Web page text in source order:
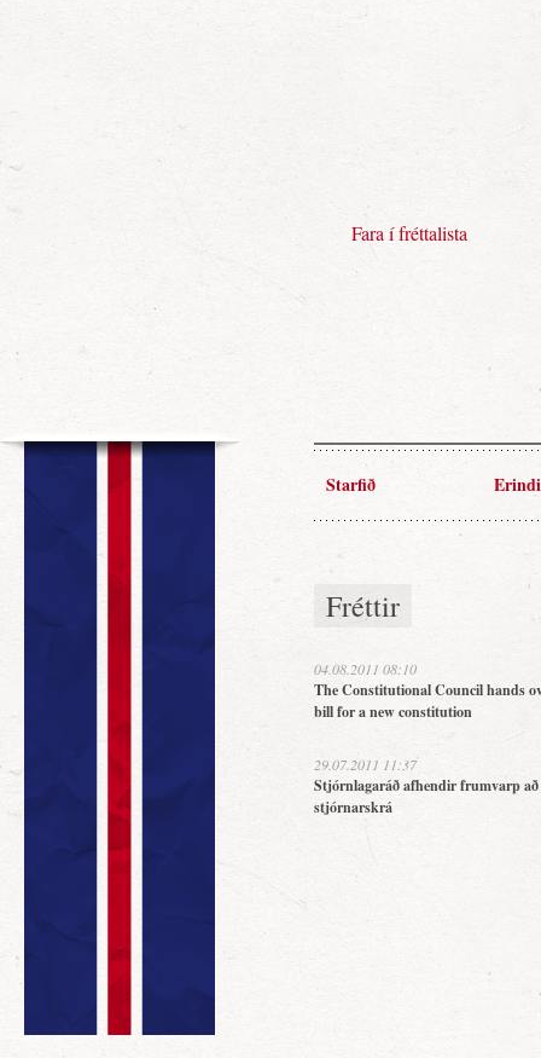
Fara í fréttalista
Starfið Erindi
Fréttir
04.08.2011 08:10
The Constitutional Council hands
bill for a new constitution
29.07.2011 11:37
Stjórnlagaráð afhendir frumvarp
stjórnarskrá